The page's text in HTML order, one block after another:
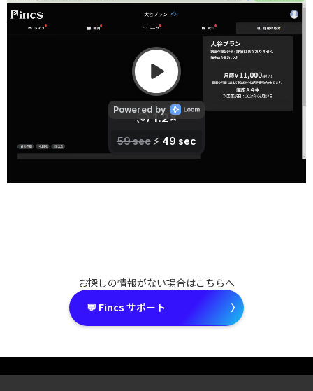
お探しの情報がない場合はこちらへ
💬 Fincs サポート
〉